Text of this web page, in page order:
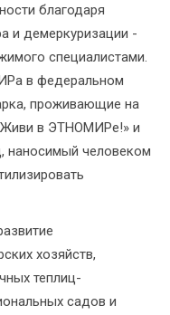
благодаря
и демеркуризации -
специалистами.
в федеральном
проживающие на
в ЭТНОМИРе!» и
наносимый человеком
хозяйств,
теплиц-
садов и